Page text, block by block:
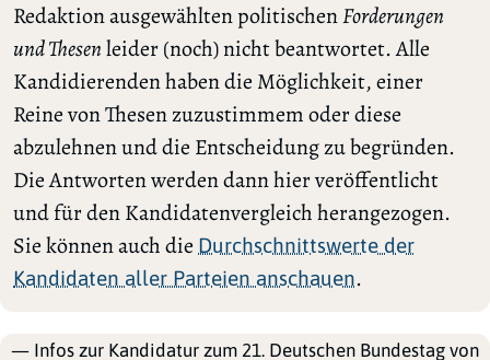
Redaktion ausgewählten politischenForderungen
und Thesenleider (noch) nicht beantwortet. Alle
Kandidierenden haben die Möglichkeit, einer
Reine von Thesen zuzustimmem oder diese
abzulehnen und die Entscheidung zu begründen.
Die Antworten werden dann hier veröffentlicht
und für den Kandidatenvergleich herangezogen.
Sie können auch die Durchschnittswerte der
Kandidaten aller Parteien anschauen.
— Infos zur Kandidatur zum 21. Deutschen Bundestag von